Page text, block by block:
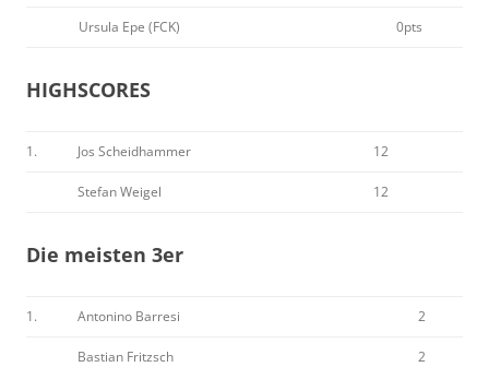
Ursula Epe (FCK) 0pts
HIGHSCORES
1. Jos Scheidhammer 12
Stefan Weigel 12
Die meisten 3er
1. Antonino Barresi 2
Bastian Fritzsch 2